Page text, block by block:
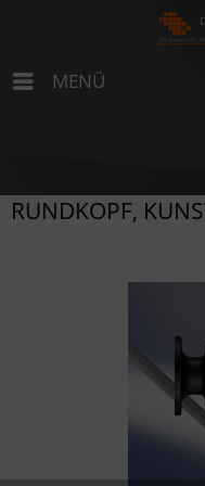
MENÜ
RUNDKOPF,